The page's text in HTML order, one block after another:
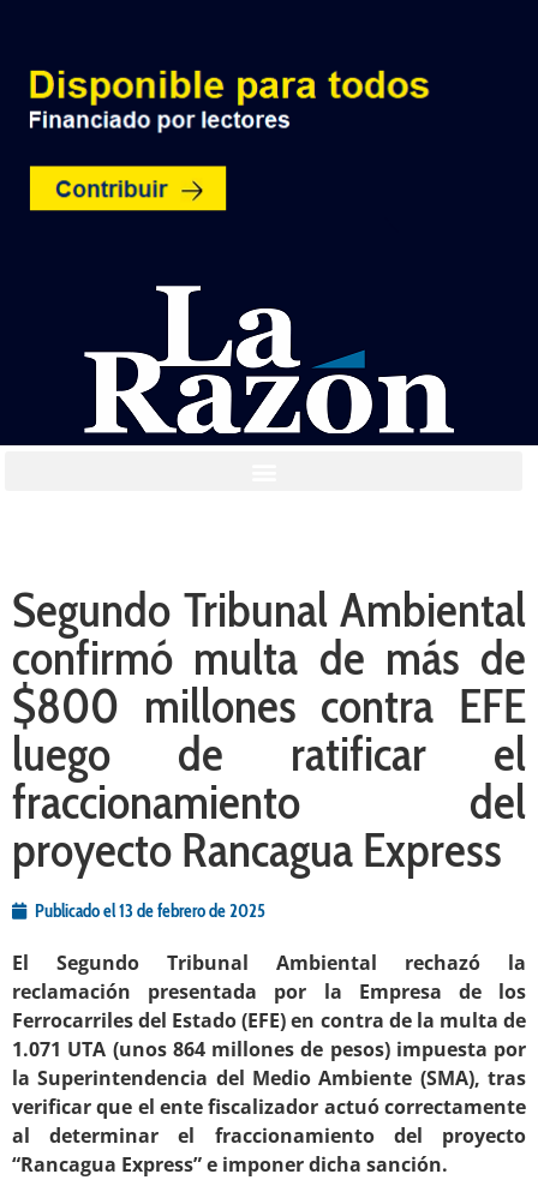
Segundo Tribunal Ambiental
confirmó multa de más de
$800 millones contra EFE
luego de ratificar el
fraccionamiento del
proyecto Rancagua Express
Publicado el13 de febrero de 2025
El Segundo Tribunal Ambiental rechazó la
reclamación presentada por la Empresa de los
Ferrocarriles del Estado (EFE) en contra de la multa de
1.071 UTA (unos 864 millones de pesos) impuesta por
la Superintendencia del Medio Ambiente (SMA), tras
verificar que el ente fiscalizador actuó correctamente
al determinar el fraccionamiento del proyecto
“Rancagua Express” e imponer dicha sanción.